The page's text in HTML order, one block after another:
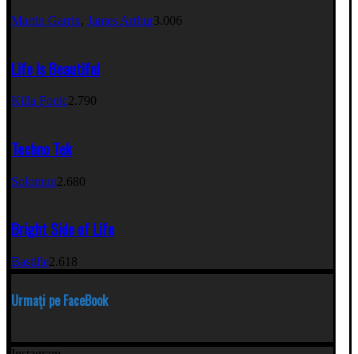
Martin Garrix, James Arthur3.006
Life Is Beautiful
Killa Fonic2.790
Techno Tek
Solomun2.680
Bright Side of Life
Bastille2.618
Urmați pe FaceBook